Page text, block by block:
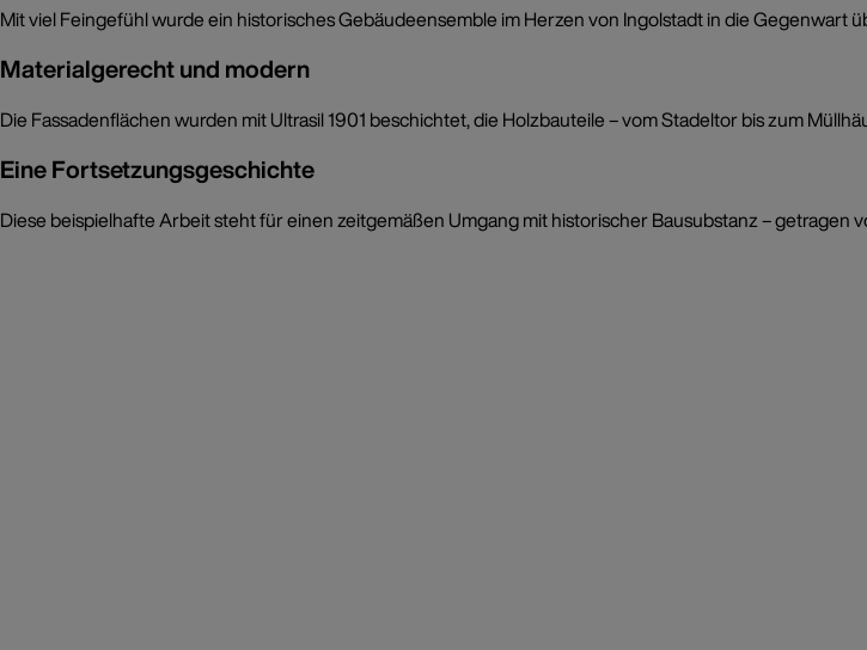
Mit viel Feingefühl wurde ein historisches Gebäudeensemble im Herzen von Ingolstadt in die
Materialgerecht und modern
Die Fassadenflächen wurden mit Ultrasil 1901 beschichtet, die Holzbauteile – vom Stadeltor bis zum
Eine Fortsetzungsgeschichte
Diese beispielhafte Arbeit steht für einen zeitgemäßen Umgang mit historischer Bausubstanz –